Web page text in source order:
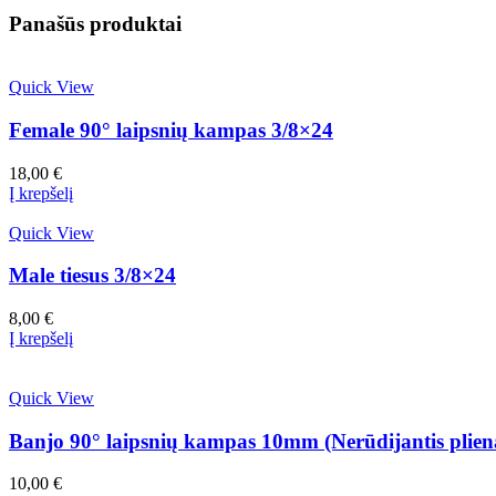
Panašūs produktai
Quick View
Female 90° laipsnių kampas 3/8×24
18,00 €
Į krepšelį
Quick View
Male tiesus 3/8×24
8,00 €
Į krepšelį
Quick View
Banjo 90° laipsnių kampas 10mm (Nerūdijantis
10,00 €